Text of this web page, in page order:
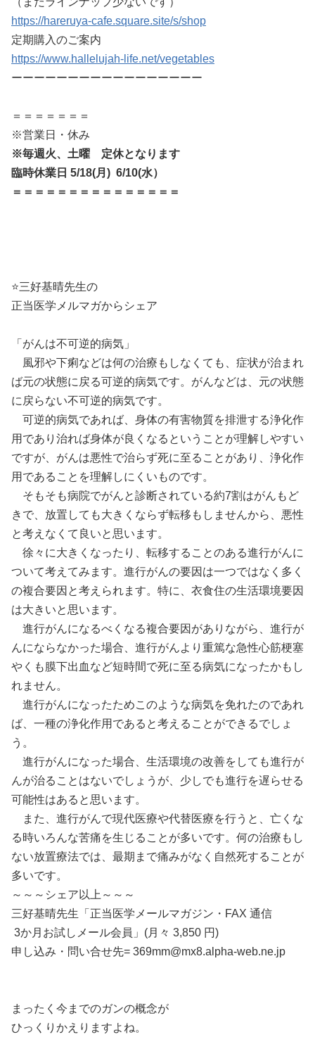
https://hareruya-cafe.square.site/s/shop
定期購入のご案内
https://www.hallelujah-life.net/vegetables
ーーーーーーーーーーーーーーーーー
＝＝＝＝＝＝＝
※営業日・休み
※毎週火、土曜 定休となります
臨時休業日 5/18(月) 6/10(水）
＝＝＝＝＝＝＝＝＝＝＝＝＝＝＝
⭐️三好基晴先生の
正当医学メルマガからシェア
「がんは不可逆的病気」
風邪や下痢などは何の治療もしなくても、症状が治まれ
ば元の状態に戻る可逆的病気です。がんなどは、元の状態
に戻らない不可逆的病気です。
可逆的病気であれば、身体の有害物質を排泄する浄化作
用であり治れば身体が良くなるということが理解しやすい
ですが、がんは悪性で治らず死に至ることがあり、浄化作
用であることを理解しにくいものです。
そもそも病院でがんと診断されている約7割はがんもど
きで、放置しても大きくならず転移もしませんから、悪性
と考えなくて良いと思います。
徐々に大きくなったり、転移することのある進行がんに
ついて考えてみます。進行がんの要因は一つではなく多く
の複合要因と考えられます。特に、衣食住の生活環境要因
は大きいと思います。
進行がんになるべくなる複合要因がありながら、進行が
んにならなかった場合、進行がんより重篤な急性心筋梗塞
やくも膜下出血など短時間で死に至る病気になったかもし
れません。
進行がんになったためこのような病気を免れたのであれ
ば、一種の浄化作用であると考えることができるでしょ
う。
進行がんになった場合、生活環境の改善をしても進行が
んが治ることはないでしょうが、少しでも進行を遅らせる
可能性はあると思います。
また、進行がんで現代医療や代替医療を行うと、亡くな
る時いろんな苦痛を生じることが多いです。何の治療もし
ない放置療法では、最期まで痛みがなく自然死することが
多いです。
～～～シェア以上～～～
三好基晴先生「正当医学メールマガジン・FAX 通信
3か月お試しメール会員」(月々 3,850 円)
申し込み・問い合せ先= 369mm@mx8.alpha-web.ne.jp
まったく今までのガンの概念が
ひっくりかえりますよね。